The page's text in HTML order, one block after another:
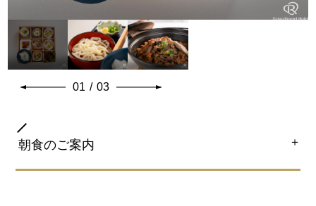
01 / 03
朝食のご案内 ＋